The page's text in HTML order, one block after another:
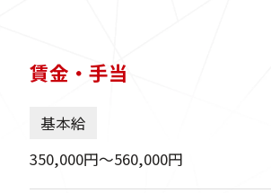
賃金・手当
基本給
350,000円〜560,000円